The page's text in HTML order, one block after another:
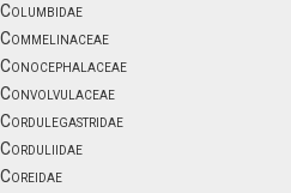
Columbidae
Commelinaceae
Conocephalaceae
Convolvulaceae
Cordulegastridae
Corduliidae
Coreidae